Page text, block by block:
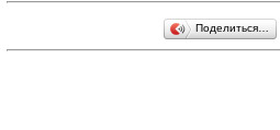
Поделиться…